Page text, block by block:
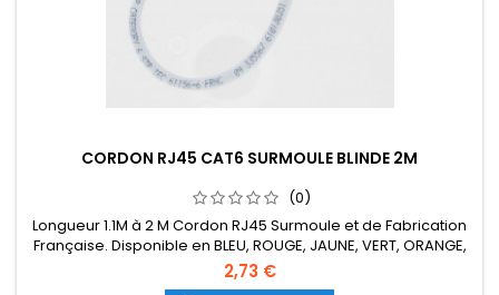
CORDON RJ45 CAT6 SURMOULE BLINDE 2M
(0)
Longueur 1.1M à 2 M Cordon RJ45 Surmoule et de Fabrication
Française. Disponible en BLEU, ROUGE, JAUNE, VERT, ORANGE,
NOIR, VIOLET. Existe également en gaine LSZH.
2,73 €